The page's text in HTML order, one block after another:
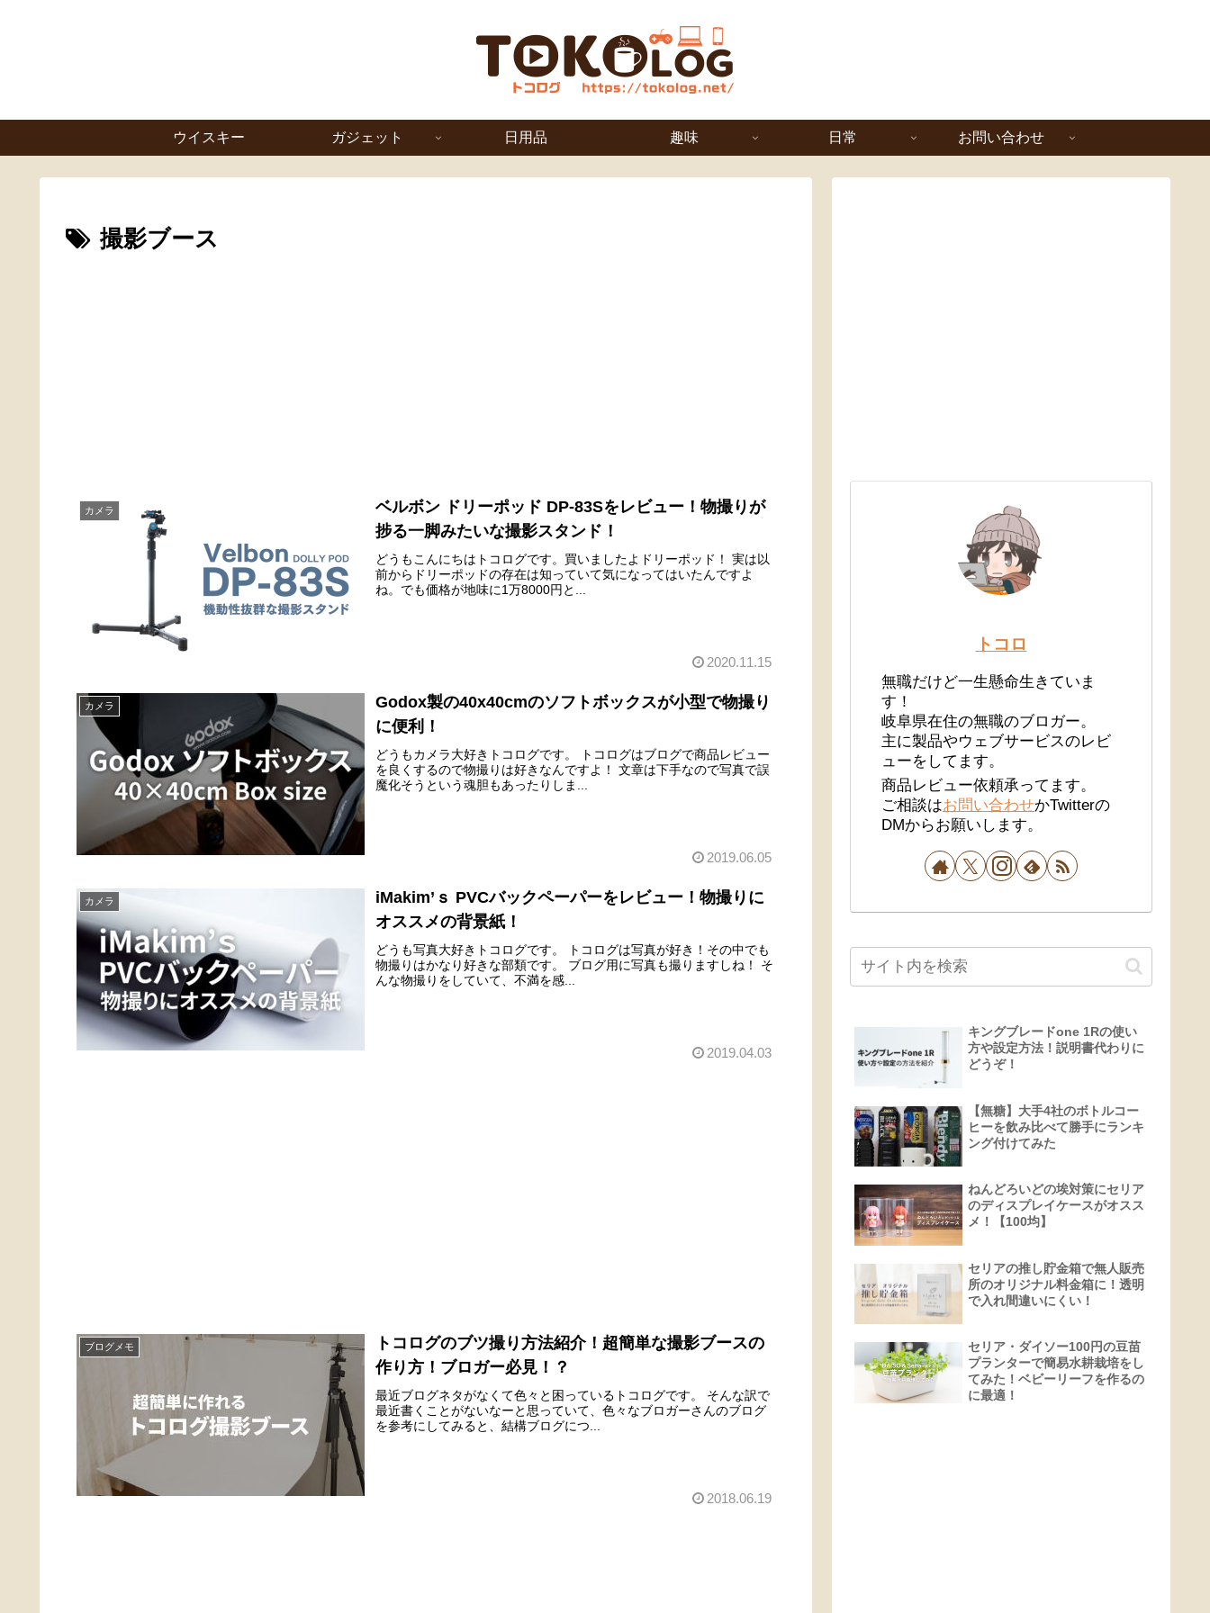
ウイスキー ガジェット 日用品 趣味 日常 お問い合わせ
撮影ブース
カメラ
ベルボン ドリーポッド DP-83Sをレビュー！物撮りが
捗る一脚みたいな撮影スタンド！
どうもこんにちはトコログです。買いましたよドリーポッド！ 実は以
前からドリーポッドの存在は知っていて気になってはいたんですよ
ね。でも価格が地味に1万8000円と...
2020.11.15
カメラ
Godox製の40x40cmのソフトボックスが小型で物撮り
に便利！
どうもカメラ大好きトコログです。 トコログはブログで商品レビュー
を良くするので物撮りは好きなんですよ！ 文章は下手なので写真で誤
魔化そうという魂胆もあったりしま...
2019.06.05
カメラ
iMakim’ｓ PVCバックペーパーをレビュー！物撮りに
オススメの背景紙！
どうも写真大好きトコログです。 トコログは写真が好き！その中でも
物撮りはかなり好きな部類です。 ブログ用に写真も撮りますしね！ そ
んな物撮りをしていて、不満を感...
2019.04.03
ブログメモ
トコログのブツ撮り方法紹介！超簡単な撮影ブースの
作り方！ブロガー必見！？
最近ブログネタがなくて色々と困っているトコログです。 そんな訳で
最近書くことがないなーと思っていて、色々なブロガーさんのブログ
を参考にしてみると、結構ブログにつ...
2018.06.19
トコロ
無職だけど一生懸命生きていま
す！
岐阜県在住の無職のブロガー。
主に製品やウェブサービスのレビ
ューをしてます。
商品レビュー依頼承ってます。
ご相談はお問い合わせかTwitterの
DMからお願いします。
キングブレードone 1Rの使い
方や設定方法！説明書代わりに
どうぞ！
【無糖】大手4社のボトルコー
ヒーを飲み比べて勝手にランキ
ング付けてみた
ねんどろいどの埃対策にセリア
のディスプレイケースがオスス
メ！【100均】
セリアの推し貯金箱で無人販売
所のオリジナル料金箱に！透明
で入れ間違いにくい！
セリア・ダイソー100円の豆苗
プランターで簡易水耕栽培をし
てみた！ベビーリーフを作るの
に最適！